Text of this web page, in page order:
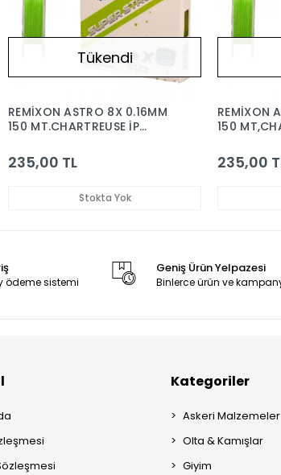
Tükendi
REMİXON ASTRO 8X 0.16MM
150 MT.CHARTREUSE İP
235,00 TL
Stokta Yok
REMİXON
150
235,00
ödeme sistemi
Geniş Ürün Yelpazesi
Binlerce ürün ve
Kategoriler
Askeri Malzemeler
Olta & Kamışlar
Giyim